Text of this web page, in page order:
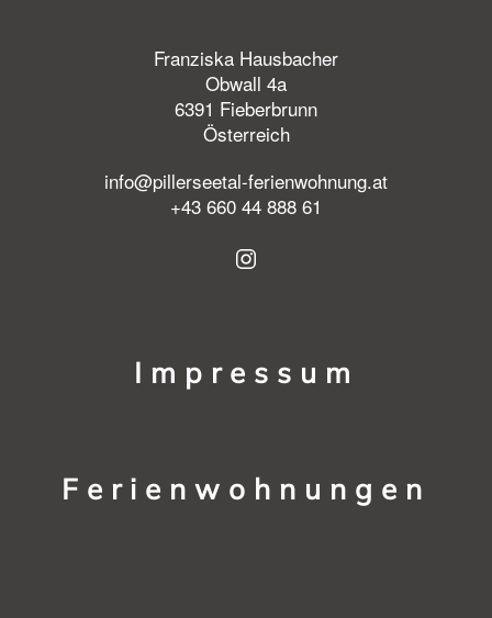
Franziska Hausbacher
Obwall 4a
6391 Fieberbrunn
Österreich
info@pillerseetal-ferienwohnung.at
+43 660 44 888 61
Impressum
Ferienwohnungen